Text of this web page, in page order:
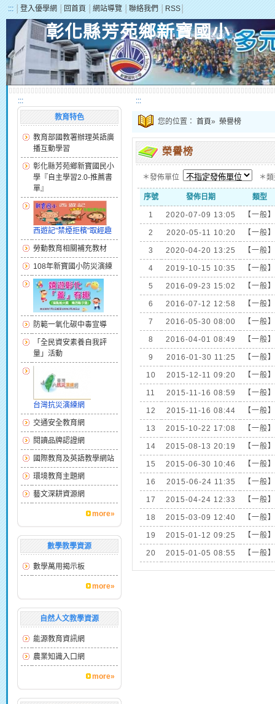
::: 登入優學網 回首頁 網站導覽 聯絡我們 RSS
彰化縣芳苑鄉新寶國小
:::
教育特色
教育部國教署辦理英語廣
播互動學習
彰化縣芳苑鄉新寶國民小
學『自主學習2.0-推薦書
單』
西遊記"禁煙拒檳"取經趣
勞動教育相關補充教材
108年新寶國小防災演練
防範一氧化碳中毒宣導
「全民資安素養自我評
量」活動
台灣抗災演練網
交通安全教育網
閱讀品牌認證網
國際教育及英語教學網站
環境教育主題網
藝文深耕資源網
more»
數學教學資源
數學萬用揭示板
more»
自然人文教學資源
能源教育資訊網
農業知識入口網
more»
:::
您的位置： 首頁» 榮譽榜
榮譽榜
＊發佈單位 ＊
序號 發佈日期 類型
1 2020-07-09 13:05 【一般】
2 2020-05-11 10:20 【一般】
3 2020-04-20 13:25 【一般】
4 2019-10-15 10:35 【一般】
5 2016-09-23 15:02 【一般】
6 2016-07-12 12:58 【一般】
7 2016-05-30 08:00 【一般】
8 2016-04-01 08:49 【一般】
9 2016-01-30 11:25 【一般】
10 2015-12-11 09:20 【一般】
11 2015-11-16 08:59 【一般】
12 2015-11-16 08:44 【一般】
13 2015-10-22 17:08 【一般】
14 2015-08-13 20:19 【一般】
15 2015-06-30 10:46 【一般】
16 2015-06-24 11:35 【一般】
17 2015-04-24 12:33 【一般】
18 2015-03-09 12:40 【一般】
19 2015-01-12 09:25 【一般】
20 2015-01-05 08:55 【一般】